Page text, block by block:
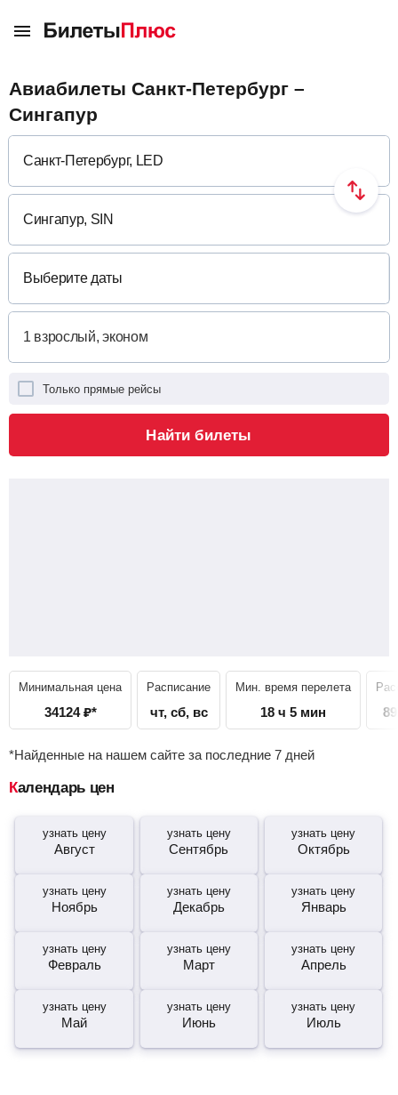
Авиабилеты Санкт-Петербург –
Сингапур
Выберите даты
Только прямые рейсы
Найти билеты
Минимальная цена
34124 ₽*
Расписание
чт, сб, вс
Мин. время перелета
18 ч 5 мин
*Найденные на нашем сайте за последние 7 дней
Календарь цен
узнать цену
Август
узнать цену
Сентябрь
узнать цену
Октябрь
узнать цену
Ноябрь
узнать цену
Декабрь
узнать цену
Январь
узнать цену
Февраль
узнать цену
Март
узнать цену
Апрель
узнать цену
Май
узнать цену
Июнь
узнать цену
Июль